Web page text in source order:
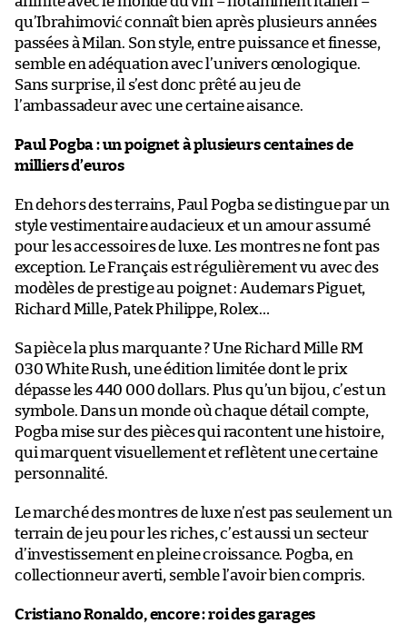
qu’Ibrahimović connaît bien après plusieurs années
passées à Milan. Son style, entre puissance et finesse,
semble en adéquation avec l’univers œnologique.
Sans surprise, il s’est donc prêté au jeu de
l’ambassadeur avec une certaine aisance.
Paul Pogba : un poignet à plusieurs centaines de
milliers d’euros
En dehors des terrains, Paul Pogba se distingue par un
style vestimentaire audacieux et un amour assumé
pour les accessoires de luxe. Les montres ne font pas
exception. Le Français est régulièrement vu avec des
modèles de prestige au poignet : Audemars Piguet,
Richard Mille, Patek Philippe, Rolex…
Sa pièce la plus marquante ? Une Richard Mille RM
030 White Rush, une édition limitée dont le prix
dépasse les 440 000 dollars. Plus qu’un bijou, c’est un
symbole. Dans un monde où chaque détail compte,
Pogba mise sur des pièces qui racontent une histoire,
qui marquent visuellement et reflètent une certaine
personnalité.
Le marché des montres de luxe n’est pas seulement un
terrain de jeu pour les riches, c’est aussi un secteur
d’investissement en pleine croissance. Pogba, en
collectionneur averti, semble l’avoir bien compris.
Cristiano Ronaldo, encore : roi des garages